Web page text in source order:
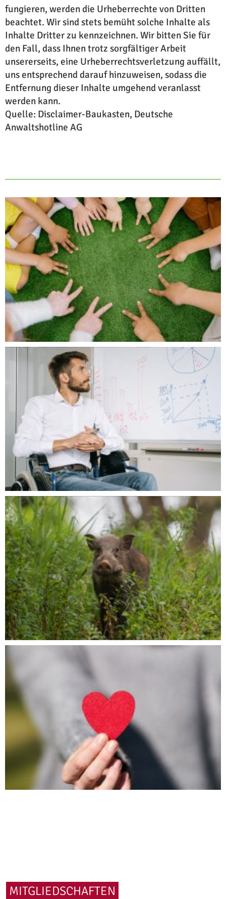
fungieren, werden die Urheberrechte von Dritten
beachtet. Wir sind stets bemüht solche Inhalte als
Inhalte Dritter zu kennzeichnen. Wir bitten Sie für
den Fall, dass Ihnen trotz sorgfältiger Arbeit
unsererseits, eine Urheberrechtsverletzung auffällt,
uns entsprechend darauf hinzuweisen, sodass die
Entfernung dieser Inhalte umgehend veranlasst
werden kann.
Quelle: Disclaimer-Baukasten, Deutsche
Anwaltshotline AG
MITGLIEDSCHAFTEN